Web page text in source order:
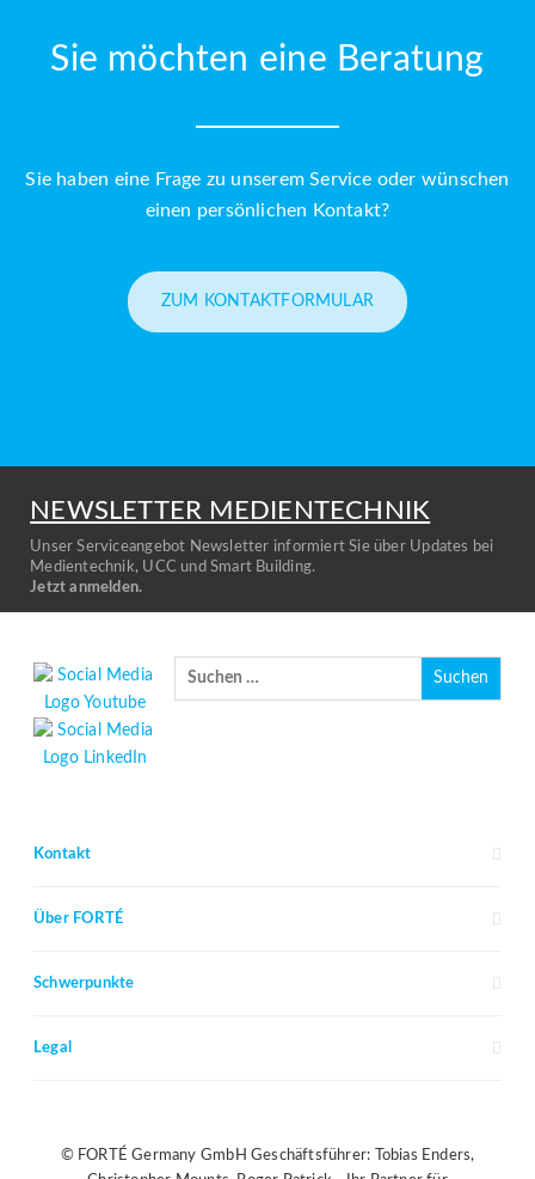
Sie möchten eine Beratung
Sie haben eine Frage zu unserem Service oder wünschen
einen persönlichen Kontakt?
ZUM KONTAKTFORMULAR
NEWSLETTER MEDIENTECHNIK
Unser Serviceangebot Newsletter informiert Sie über Updates bei
Medientechnik, UCC und Smart Building.
Jetzt anmelden.
Kontakt
Über FORTÉ
Schwerpunkte
Legal
© FORTÉ Germany GmbH Geschäftsführer: Tobias Enders,